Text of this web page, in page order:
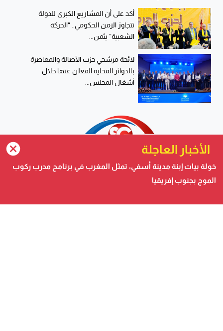
أكد على أن المشاريع الكبرى للدولة
تتجاوز الزمن الحكومي.. “الحركة
الشعبية” يثمن...
لائحة مرشحي حزب الأصالة والمعاصرة
بالدوائر المحلية المعلن عنها خلال
أشغال المجلس...
safigoud media
الأخبار العاجلة
خولة بيات إبنة مدينة أسفي، تمثل المغرب في برنامج مدرب ركوب
الموج بجنوب إفريقيا